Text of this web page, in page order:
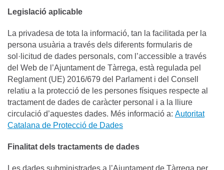
Legislació aplicable
La privadesa de tota la informació, tan la facilitada per la
persona usuària a través dels diferents formularis de
sol·licitud de dades personals, com l’accessible a través
del Web de l’Ajuntament de Tàrrega, està regulada pel
Reglament (UE) 2016/679 del Parlament i del Consell
relatiu a la protecció de les persones físiques respecte al
tractament de dades de caràcter personal i a la lliure
circulació d’aquestes dades. Més informació a: Autoritat
Catalana de Protecció de Dades
Finalitat dels tractaments de dades
Les dades subministrades a l’Ajuntament de Tàrrega per